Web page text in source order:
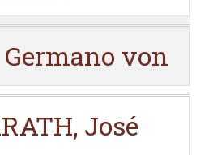
von
José